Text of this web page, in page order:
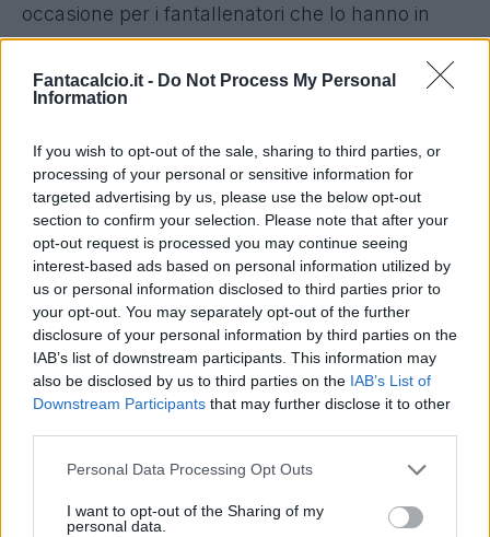
Fantacalcio.it - Do Not Process My Personal
Information
If you wish to opt-out of the sale, sharing to third parties, or
processing of your personal or sensitive information for
targeted advertising by us, please use the below opt-out
section to confirm your selection. Please note that after your
opt-out request is processed you may continue seeing
interest-based ads based on personal information utilized by
us or personal information disclosed to third parties prior to
your opt-out. You may separately opt-out of the further
disclosure of your personal information by third parties on the
IAB’s list of downstream participants. This information may
also be disclosed by us to third parties on the IAB’s List of
Downstream Participants that may further disclose it to other
Personal Data Processing Opt Outs
I want to opt-out of the Sharing of my
personal data.
occasione per i fantallenatori che lo hanno in
rosa.
SENSI- Più o meno qui va fatto lo stesso
discorso per Mkhitaryan. Contro la Lazio non ha
centrocampisti più in forma del campionato (già
2 reti realizzate). Contro una Sampdoria in
difficoltà potrebbe regalarvi ulteriori gioie.
LUIS ALBERTO- Lo spagnolo è in palla ed ha
cominciato meglio il campionato rispetto a quello
scorso. In casa, contro il Genoa, l'occasione per
regalare un +3 dopo il +1 contro il Parma.
FABIAN RUIZ- Davanti agli occhi la prodezza di
Lecce, con il primo +3 regalato ai fantallenatori.
Contro il Brescia tornerà a comandare il
centrocampo azzurro e chissà che non possa
arrivare il secondo bonus consecutivo.